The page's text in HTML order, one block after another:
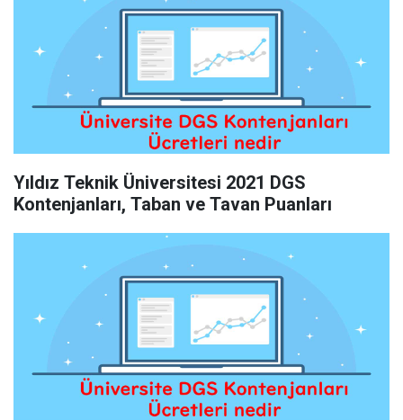
Yıldız Teknik Üniversitesi 2021 DGS
Kontenjanları, Taban ve Tavan Puanları